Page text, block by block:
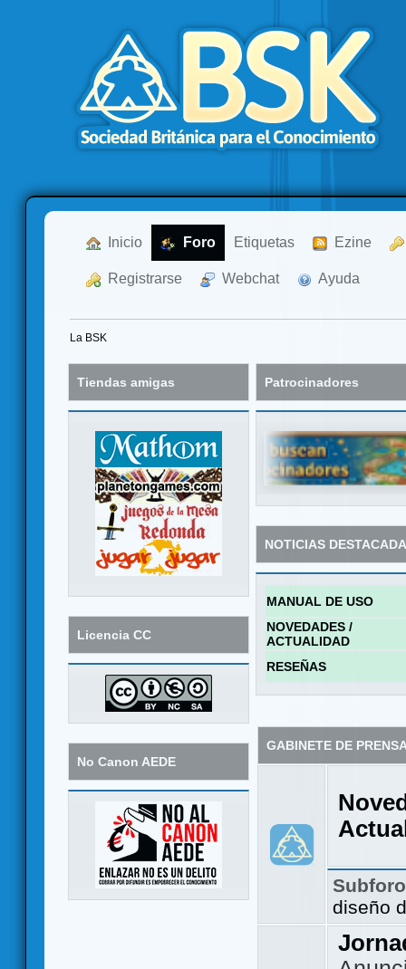
Inicio Foro Etiquetas Ezine
Registrarse Webchat Ayuda
La BSK
Tiendas amigas
Licencia CC
No Canon AEDE
Patrocinadores
NOTICIAS
MANUAL DE USO
NOVEDADES /
ACTUALIDAD
RESEÑAS
GABINETE DE
diseño